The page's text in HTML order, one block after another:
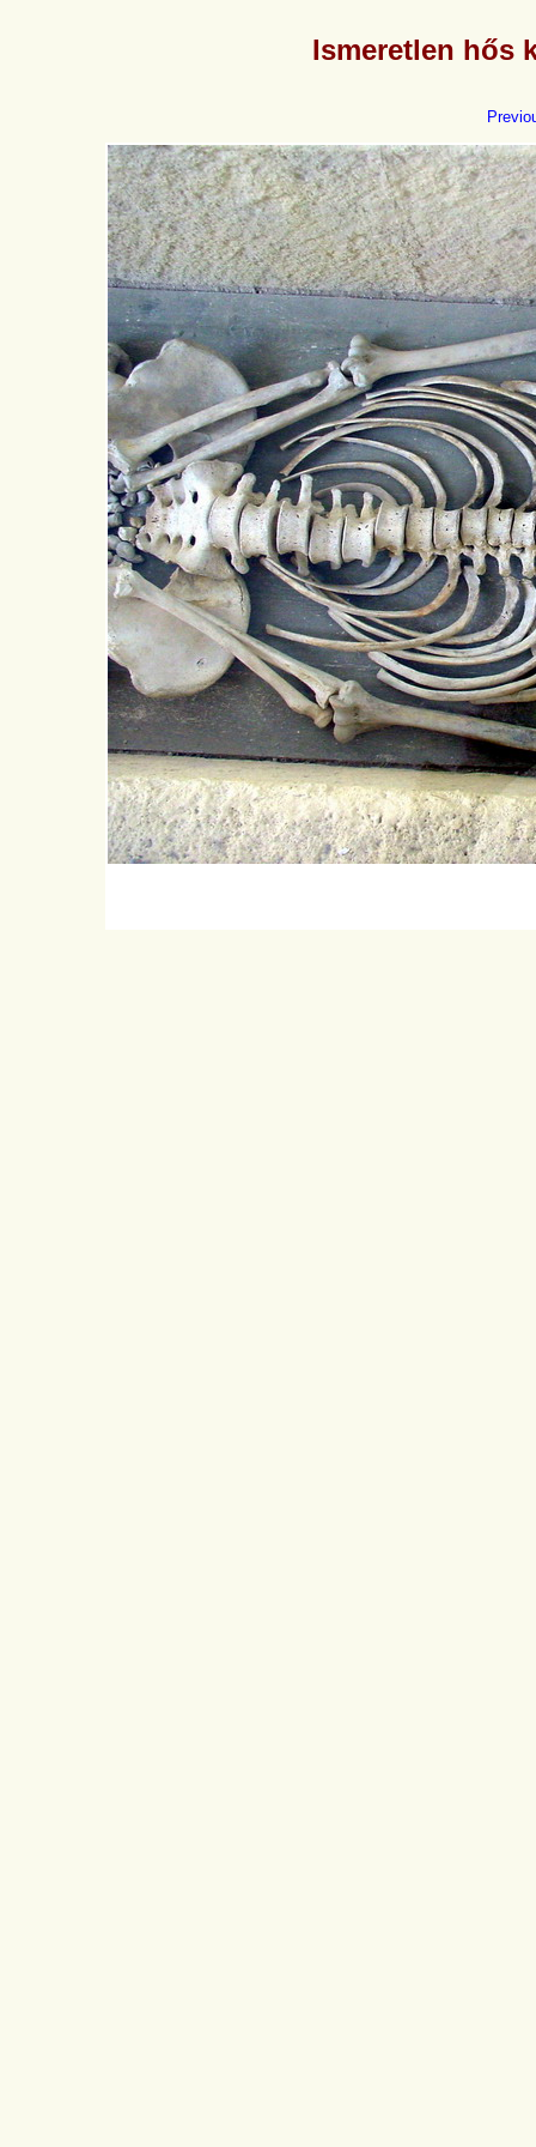
Ismeretlen hős